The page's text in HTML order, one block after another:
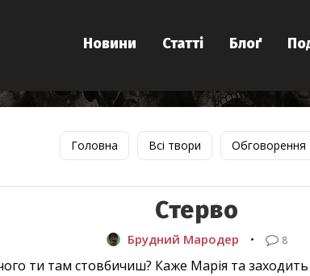
Новини Статті Блоґ
Головна Всі твори Обговорення
Стерво
Брудний Мародер • 8
ти там стовбичиш? Каже Марія та